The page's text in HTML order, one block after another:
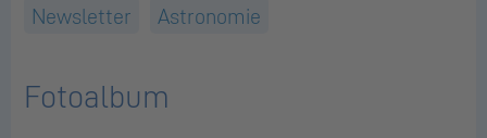
Newsletter
Astronomie
Fotoalbum